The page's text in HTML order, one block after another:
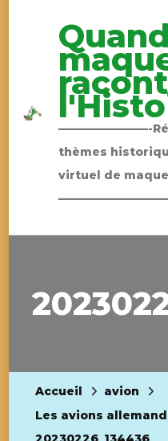
————————-
thèmes
virtuel de
Accueil
avion
Les avions